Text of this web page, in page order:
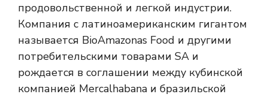
продовольственной и легкой индустрии.
Компания с латиноамериканским гигантом
называется BioAmazonas Food и другими
потребительскими товарами SA и
рождается в соглашении между кубинской
компанией Mercalhabana и бразильской